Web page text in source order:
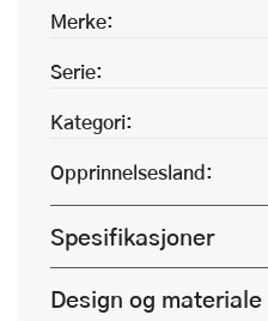
Merke:
Serie:
Kategori:
Opprinnelsesland:
Spesifikasjoner
Design og materiale